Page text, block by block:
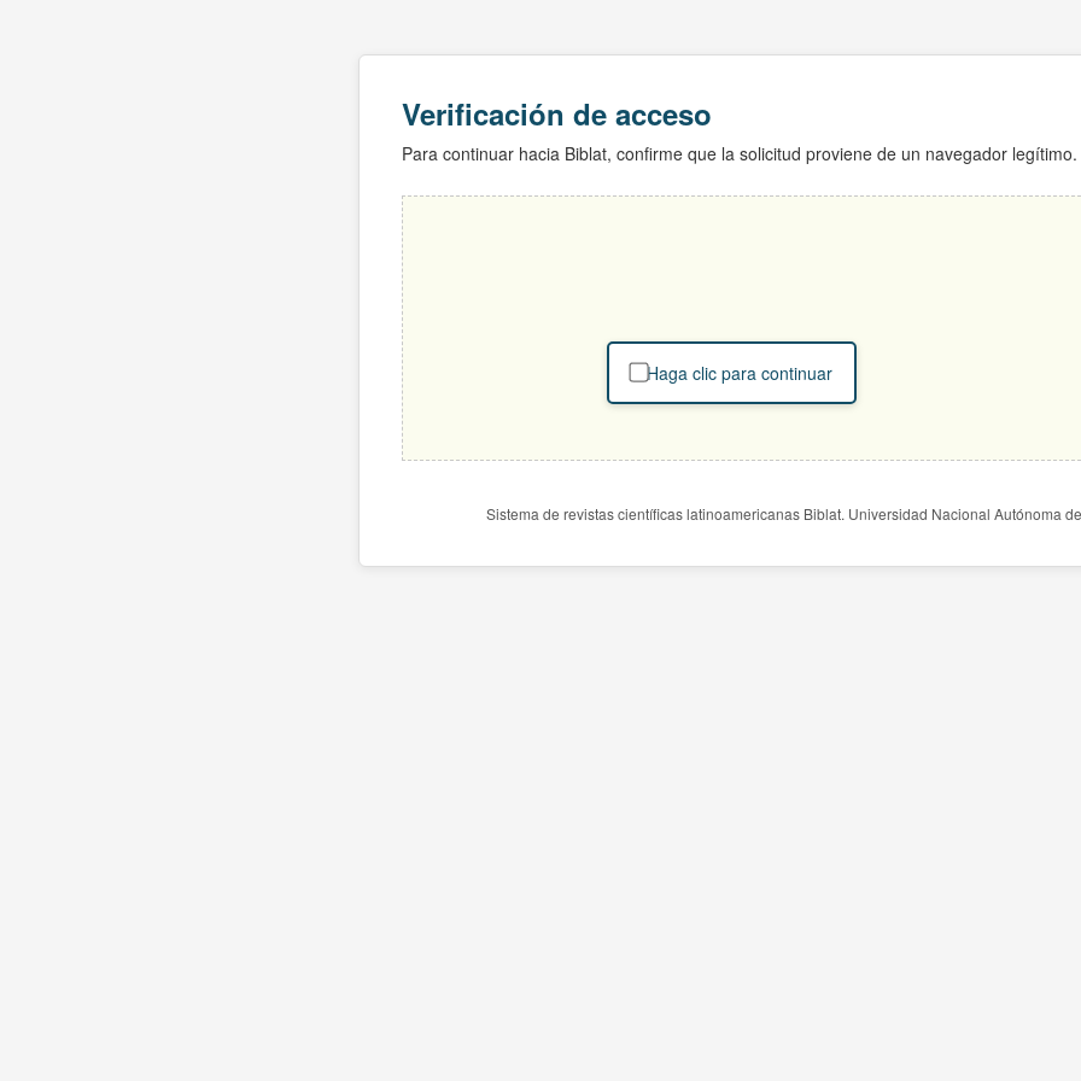
Verificación de acceso
Para continuar hacia Biblat, confirme que la solicitud proviene de un navegador legítimo.
Haga clic para continuar
Sistema de revistas científicas latinoamericanas Biblat. Universidad Nacional Autónoma